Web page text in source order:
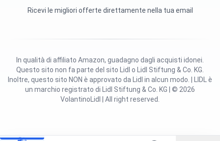
Ricevi le migliori offerte direttamente nella tua email
Questo sito non fa parte del sito Lidl o Lidl Stiftung & Co. KG.
Inoltre, questo sito NON è approvato da Lidl in alcun modo. | LIDL è
un marchio registrato di Lidl Stiftung & Co. KG | © 2026
VolantinoLidl | All right reserved.
In qualità di affiliato Amazon, guadagno dagli acquisti idonei.